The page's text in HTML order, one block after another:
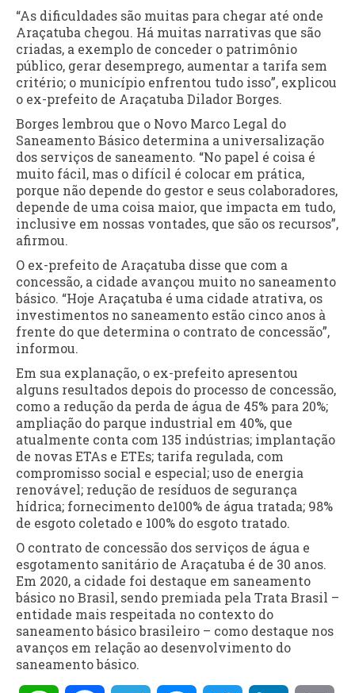
“As dificuldades são muitas para chegar até onde
Araçatuba chegou. Há muitas narrativas que são
criadas, a exemplo de conceder o patrimônio
público, gerar desemprego, aumentar a tarifa sem
critério; o município enfrentou tudo isso”, explicou
o ex-prefeito de Araçatuba Dilador Borges.
Borges lembrou que o Novo Marco Legal do
Saneamento Básico determina a universalização
dos serviços de saneamento. “No papel é coisa é
muito fácil, mas o difícil é colocar em prática,
porque não depende do gestor e seus colaboradores,
depende de uma coisa maior, que impacta em tudo,
inclusive em nossas vontades, que são os recursos”,
afirmou.
O ex-prefeito de Araçatuba disse que com a
concessão, a cidade avançou muito no saneamento
básico. “Hoje Araçatuba é uma cidade atrativa, os
investimentos no saneamento estão cinco anos à
frente do que determina o contrato de concessão”,
informou.
Em sua explanação, o ex-prefeito apresentou
alguns resultados depois do processo de concessão,
como a redução da perda de água de 45% para 20%;
ampliação do parque industrial em 40%, que
atualmente conta com 135 indústrias; implantação
de novas ETAs e ETEs; tarifa regulada, com
compromisso social e especial; uso de energia
renovável; redução de resíduos de segurança
hídrica; fornecimento de100% de água tratada; 98%
de esgoto coletado e 100% do esgoto tratado.
O contrato de concessão dos serviços de água e
esgotamento sanitário de Araçatuba é de 30 anos.
Em 2020, a cidade foi destaque em saneamento
básico no Brasil, sendo premiada pela Trata Brasil –
entidade mais respeitada no contexto do
saneamento básico brasileiro – como destaque nos
avanços em relação ao desenvolvimento do
saneamento básico.